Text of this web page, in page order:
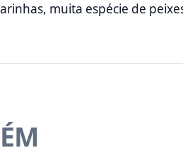
muita espécie de